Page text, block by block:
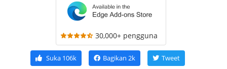
30,000+ pengguna
Suka106k Bagikan 2k Tweet